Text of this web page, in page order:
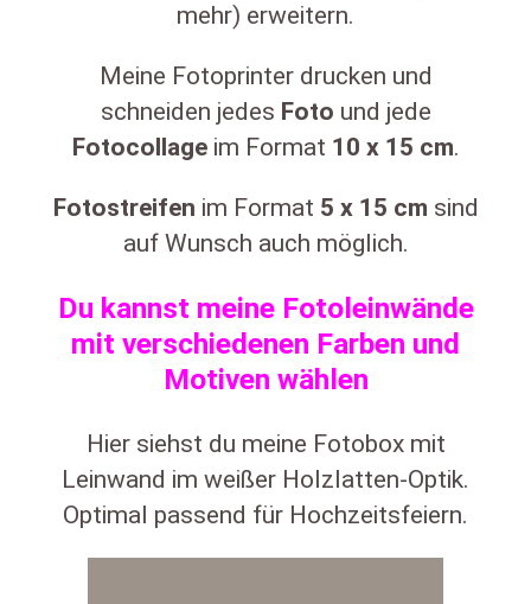
mehr) erweitern.
Meine Fotoprinter drucken und
schneiden jedes Foto und jede
Fotocollageim Format 10 x 15 cm.
Fotostreifen im Format 5 x 15 cm sind
auf Wunsch auch möglich.
Du kannst meine Fotoleinwände
mit verschiedenen Farben und
Motiven wählen
Hier siehst du meine Fotobox mit
Leinwand im weißer Holzlatten-Optik.
Optimal passend für Hochzeitsfeiern.